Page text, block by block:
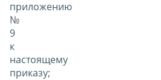
приложению
№
9
к
настоящему
приказу;